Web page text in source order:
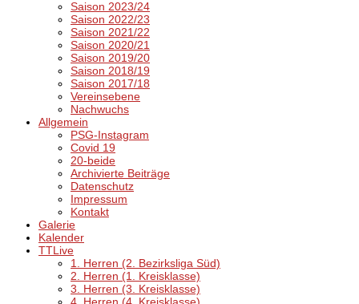
Saison 2023/24
Saison 2022/23
Saison 2021/22
Saison 2020/21
Saison 2019/20
Saison 2018/19
Saison 2017/18
Vereinsebene
Nachwuchs
Allgemein
PSG-Instagram
Covid 19
20-beide
Archivierte Beiträge
Datenschutz
Impressum
Kontakt
Galerie
Kalender
TTLive
1. Herren (2. Bezirksliga Süd)
2. Herren (1. Kreisklasse)
3. Herren (3. Kreisklasse)